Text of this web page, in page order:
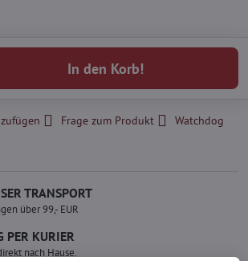
In den Korb!
Frage zum Produkt
Watchdog
TRANSPORT
über 99,- EUR
PER KURIER
nach Hause.